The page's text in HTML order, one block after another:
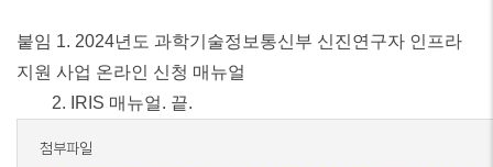
붙임 1. 2024년도 과학기술정보통신부 신진연구자 인프라
지원 사업 온라인 신청 매뉴얼
2. IRIS 매뉴얼. 끝.
첨부파일